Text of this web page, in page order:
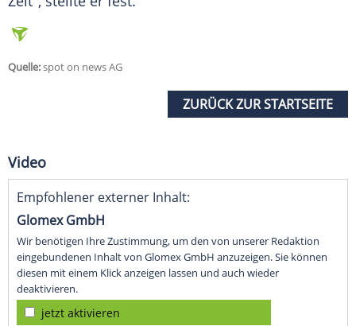
Quelle:spot on news AG
ZURÜCK ZUR STARTSEITE
Video
Empfohlener externer Inhalt:
Glomex GmbH
Wir benötigen Ihre Zustimmung, um den von unserer Redaktion
eingebundenen Inhalt von Glomex GmbH anzuzeigen. Sie können
diesen mit einem Klick anzeigen lassen und auch wieder
deaktivieren.
jetzt aktivieren